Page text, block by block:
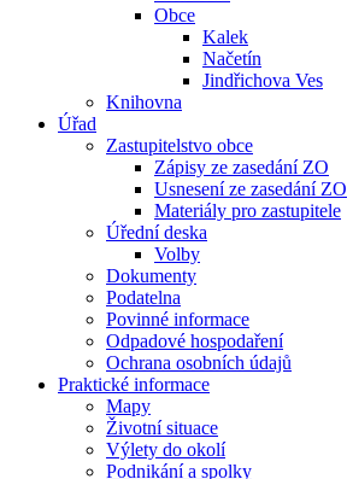
Obce
Kalek
Načetín
Jindřichova Ves
Knihovna
Úřad
Zastupitelstvo obce
Zápisy ze zasedání ZO
Usnesení ze zasedání ZO
Materiály pro zastupitele
Úřední deska
Volby
Dokumenty
Podatelna
Povinné informace
Odpadové hospodaření
Ochrana osobních údajů
Praktické informace
Mapy
Životní situace
Výlety do okolí
Podnikání a spolky